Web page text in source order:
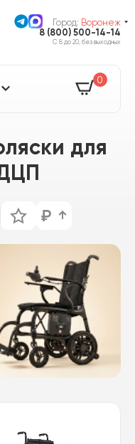
Город: Воронеж
8 (800) 500-14-14
С 8 до 20, без выходных
0
для